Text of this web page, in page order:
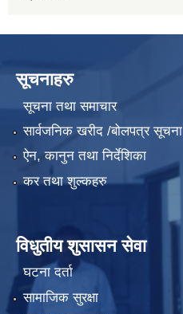
सूचनाहरु
सूचना तथा समाचार
सार्वजनिक खरीद /बोलपत्र सूचना
ऐन, कानुन तथा निर्देशिका
कर तथा शुल्कहरु
विधुतीय शुसासन सेवा
घटना दर्ता
सामाजिक सुरक्षा